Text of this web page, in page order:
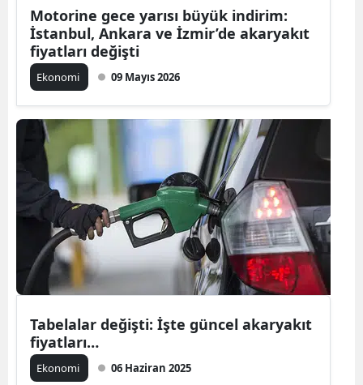
Motorine gece yarısı büyük indirim:
İstanbul, Ankara ve İzmir’de akaryakıt
fiyatları değişti
Ekonomi 09 Mayıs 2026
Tabelalar değişti: İşte güncel akaryakıt
fiyatları…
Ekonomi 06 Haziran 2025